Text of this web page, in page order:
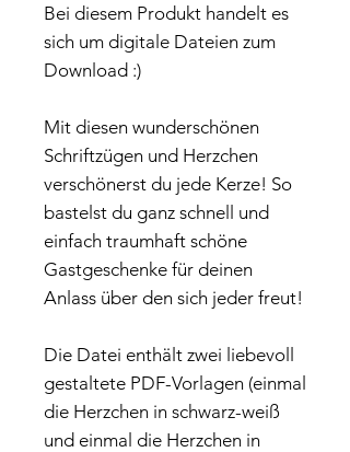
Bei diesem Produkt handelt es
sich um digitale Dateien zum
Download :)
Mit diesen wunderschönen
Schriftzügen und Herzchen
verschönerst du jede Kerze! So
bastelst du ganz schnell und
einfach traumhaft schöne
Gastgeschenke für deinen
Anlass über den sich jeder freut!
Die Datei enthält zwei liebevoll
gestaltete PDF-Vorlagen (einmal
die Herzchen in schwarz-weiß
und einmal die Herzchen in